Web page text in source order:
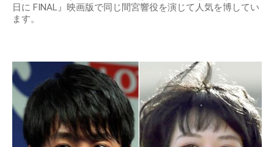
日に FINAL』映画版で同じ間宮響役を演じて人気を博してい
ます。